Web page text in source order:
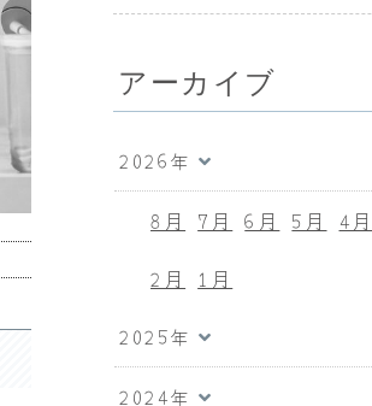
アーカイブ
2026年
8月 7月 6月 5月 4月
2月
1月
2025年
2024年